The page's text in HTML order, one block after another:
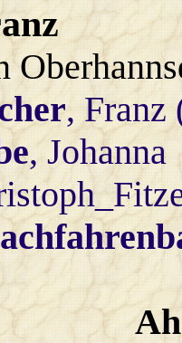
, Franz
, Johanna